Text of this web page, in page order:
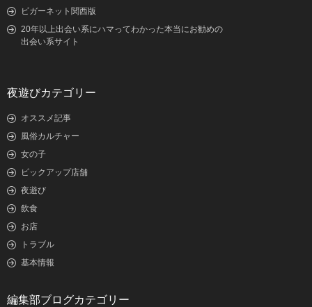
ビガーネット関西版
20年以上出会い系にハマってわかった本当にお勧めの
出会い系サイト
夜遊びカテゴリー
オススメ記事
風俗カルチャー
女の子
ピックアップ店舗
夜遊び
飲食
お店
トラブル
基本情報
編集部ブログカテゴリー